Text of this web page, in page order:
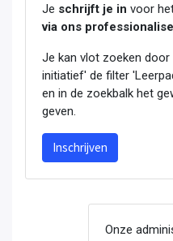
Je schrijft je in voor
via ons
Je kan vlot zoeken door
initiatief' de filter
en in de zoekbalk het
geven.
Inschrijven
Onze